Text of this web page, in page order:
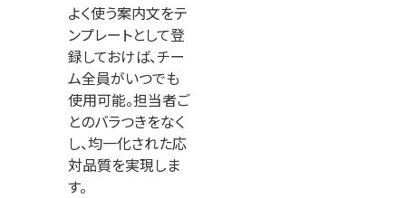
よく使う案内文をテ
ンプレートとして登
録しておけば、チー
ム全員がいつでも
使用可能。担当者ご
とのバラつきをなく
し、均一化された応
対品質を実現しま
す。